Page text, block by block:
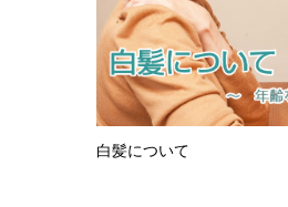
白髪について